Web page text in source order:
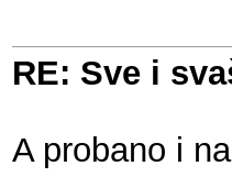
RE: Sve i
A probano i